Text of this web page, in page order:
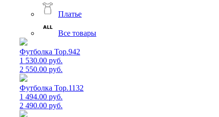
Платье
Все товары
Футболка Top.942
1 530.00 руб.
2 550.00 руб.
Футболка Top.1132
1 494.00 руб.
2 490.00 руб.